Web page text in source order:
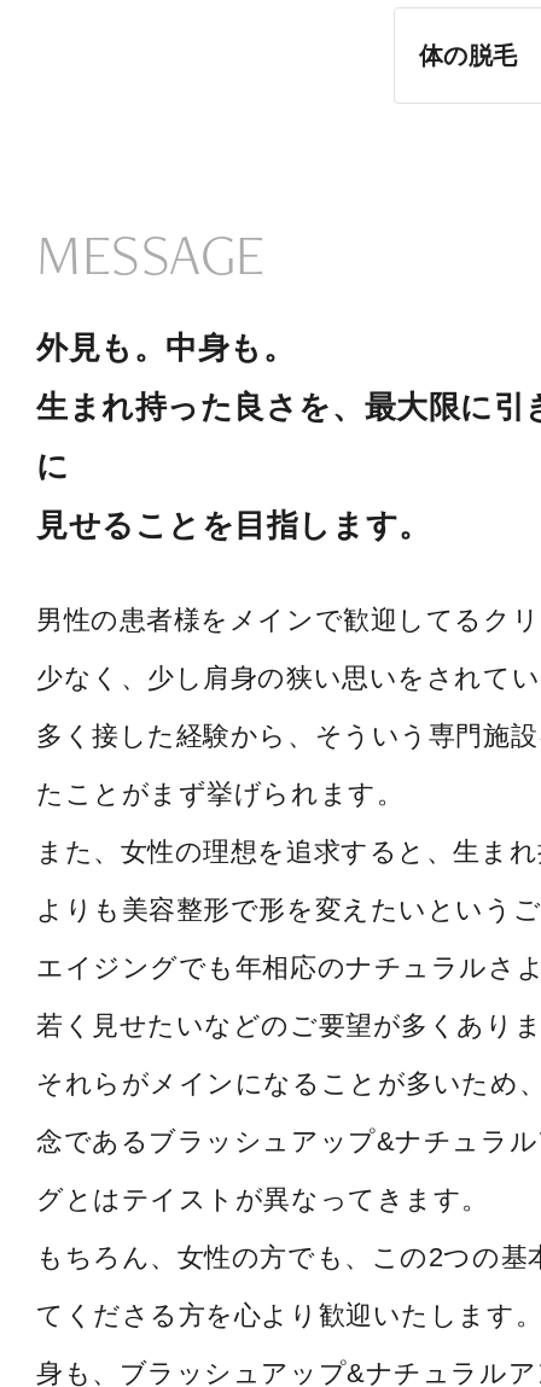
体の脱毛
MESSAGE
外見も。中身も。
生まれ持った良さを、最大限に引
に
見せることを目指します。
男性の患者様をメインで歓迎してるク
少なく、少し肩身の狭い思いをされて
多く接した経験から、そういう専門施
たことがまず挙げられます。
また、女性の理想を追求すると、生ま
よりも美容整形で形を変えたいという
エイジングでも年相応のナチュラルさ
若く見せたいなどのご要望が多くあり
それらがメインになることが多いため
念であるブラッシュアップ&ナチュラ
グとはテイストが異なってきます。
もちろん、女性の方でも、この2つの基
てくださる方を心より歓迎いたします
身も、ブラッシュアップ&ナチュラル